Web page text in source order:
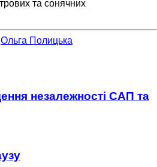
та сонячних
Ольга Полицька
незалежності САП та